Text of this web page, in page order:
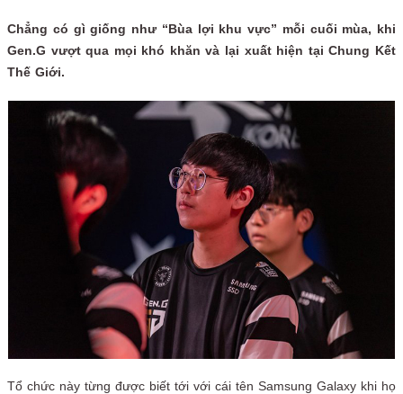
Chẳng có gì giống như “Bùa lợi khu vực” mỗi cuối mùa, khi
Gen.G vượt qua mọi khó khăn và lại xuất hiện tại Chung Kết
Thế Giới.
Tổ chức này từng được biết tới với cái tên Samsung Galaxy khi họ